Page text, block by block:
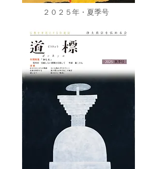
２０２５年・夏季号